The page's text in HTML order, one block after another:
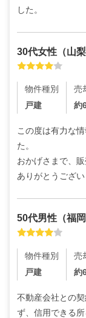
した。
30代女性 （山
物件種別
戸建
売
約
この度は有力な
た。
おかげさまで、
ありがとうござい
50代男性 （福
物件種別
戸建
売
約
不動産会社との
ず、信用できる